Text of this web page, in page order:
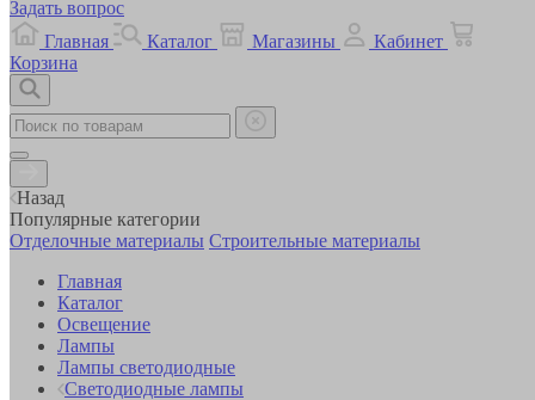
Задать вопрос
Главная
Каталог Магазины
Кабинет
Корзина
Назад
Популярные категории
Отделочные материалы Строительные материалы
Главная
Каталог
Освещение
Лампы
Лампы светодиодные
Светодиодные лампы